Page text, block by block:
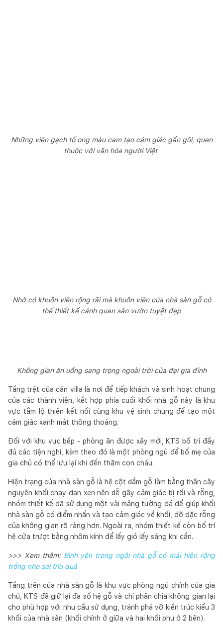
Những viên gạch tổ ong màu cam tạo cảm giác gần gũi, quen
thuộc với văn hóa người Việt
Nhờ có khuôn viên rộng rãi mà khuôn viên của nhà sàn gỗ có
thể thiết kế cảnh quan sân vườn tuyệt đẹp
Không gian ăn uống sang trọng ngoài trời của đại gia đình
Tầng trệt của căn villa là nơi để tiếp khách và sinh hoạt chung
của các thành viên, kết hợp phía cuối khối nhà gỗ này là khu
vực tắm lộ thiên kết nối cùng khu vệ sinh chung để tạo một
cảm giác xanh mát thông thoáng.
Đối với khu vực bếp - phòng ăn được xây mới, KTS bố trí đầy
đủ các tiện nghi, kèm theo đó là một phòng ngủ để bố mẹ của
gia chủ có thể lưu lại khi đến thăm con cháu.
Hiện trạng của nhà sàn gỗ là hệ cột dầm gỗ làm bằng thân cây
nguyên khối chạy đan xen nên dễ gây cảm giác bị rối và rỗng,
nhóm thiết kế đã sử dụng một vài mảng tường đá để giúp khối
nhà sàn gỗ có điểm nhấn và tạo cảm giác về khối, độ đặc rỗng
của không gian rõ ràng hơn. Ngoài ra, nhóm thiết kế còn bố trí
hệ cửa trượt bằng nhôm kính để lấy gió lấy sáng khi cần.
>>> Xem thêm: Bình yên trong ngôi nhà gỗ có mái hiên rộng
trồng nho sai trĩu quả
Tầng trên của nhà sàn gỗ là khu vực phòng ngủ chính của gia
chủ, KTS đã giữ lại đa số hệ gỗ và chỉ phân chia không gian lại
cho phù hợp với nhu cầu sử dụng, tránh phá vỡ kiến trúc kiểu 3
khối của nhà sàn (khối chính ở giữa và hai khối phụ ở 2 bên).